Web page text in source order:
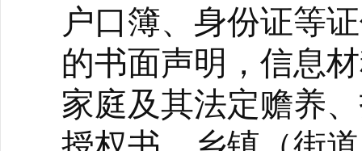
户口簿、身份证等
的书面声明，信息
家庭及其法定赡养